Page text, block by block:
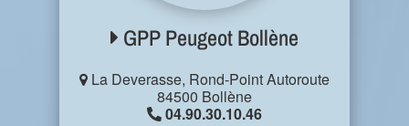
GPP Peugeot Bollène
La Deverasse, Rond-Point Autoroute
84500 Bollène
04.90.30.10.46